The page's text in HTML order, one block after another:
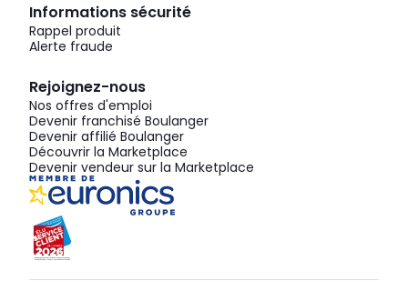
Informations sécurité
Rappel produit
Alerte fraude
Rejoignez-nous
Nos offres d'emploi
Devenir franchisé Boulanger
Devenir affilié Boulanger
Découvrir la Marketplace
Devenir vendeur sur la Marketplace